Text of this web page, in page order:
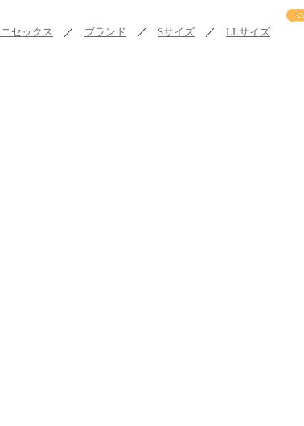
セックス ／ ブランド ／ Sサイズ ／ LLサイズ